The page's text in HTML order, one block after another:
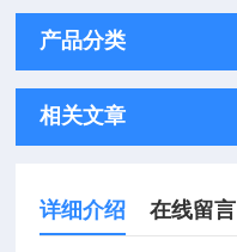
产品分类
相关文章
详细介绍 在线留言